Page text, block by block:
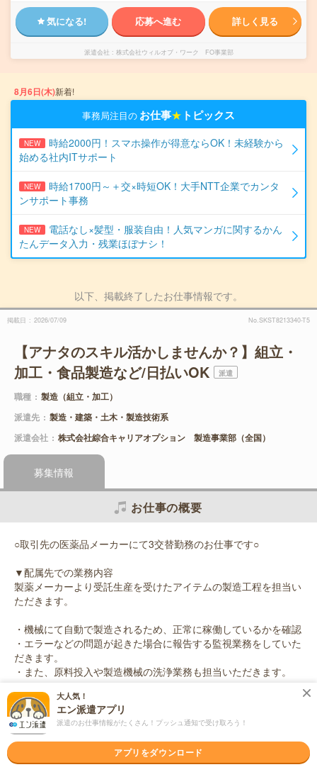
気になる! 応募へ進む 詳しく見る
派遣会社 株式会社ウィルオブ・ワーク FO事業部
8月6日(木)新着!
事務局注目の お仕事★ トピックス
NEW
時給2000円！スマホ操作が得意ならOK！未経験から
始める社内ITサポート
NEW
時給1700円～＋交×時短OK！大手NTT企業でカンタ
ンサポート事務
NEW
電話なし×髪型・服装自由！人気マンガに関するかん
たんデータ入力・残業ほぼナシ！
以下、掲載終了したお仕事情報です。
掲載日 2026/07/09 No.SKST8213340-T5
【アナタのスキル活かしませんか？】組立・
加工・食品製造など/日払いOK
派遣
職種
製造（組立・加工）
派遣先
製造・建築・土木・製造技術系
派遣会社
株式会社綜合キャリアオプション 製造事業部（全国）
募集情報
お仕事の概要
○取引先の医薬品メーカーにて3交替勤務のお仕事です○
▼配属先での業務内容
製薬メーカーより受託生産を受けたアイテムの製造工程を担当い
ただきます。
・機械にて自動で製造されるため、正常に稼働しているかを確認
・エラーなどの問題が起きた場合に報告する監視業務をしていた
だきます。
・また、原料投入や製造機械の洗浄業務も担当いただきます。
※クリーンルーム内でのお仕事になります
応募資格
ブランクOK / 英語力不要
大人気！
エン派遣アプリ
派遣のお仕事情報がたくさん！プッシュ通知で受け取ろう！
アプリをダウンロード